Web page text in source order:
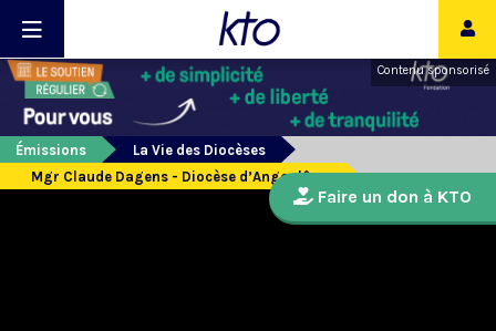
Contenu sponsorisé
Émissions
La Vie des Diocèses
Mgr Claude Dagens - Diocèse d’Angoulême
Faire un don à KTO